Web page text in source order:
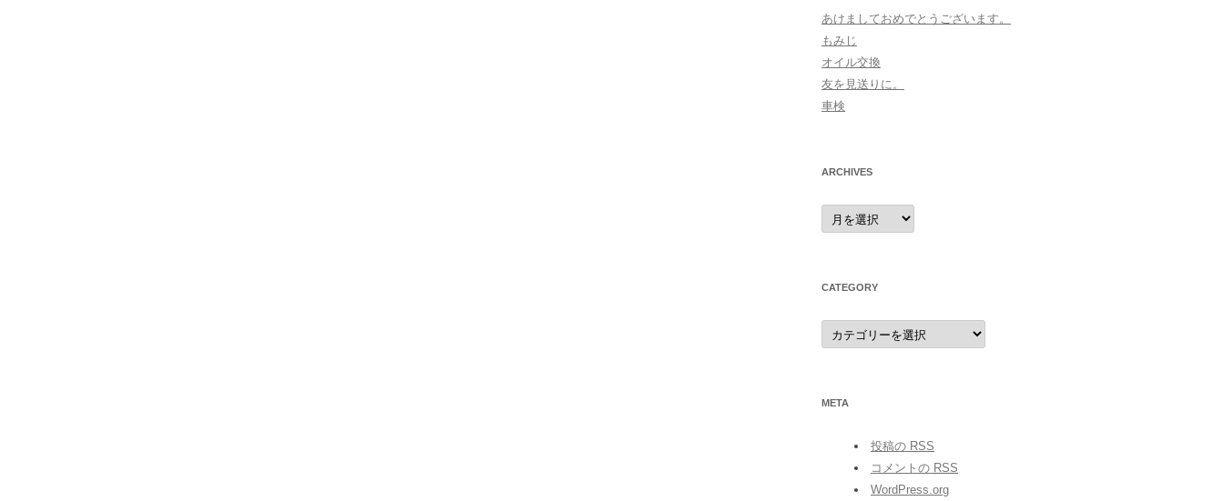
あけましておめでとうございます。
もみじ
オイル交換
友を見送りに。
車検
ARCHIVES
archives
CATEGORY
category
META
投稿の RSS
コメントの RSS
WordPress.org